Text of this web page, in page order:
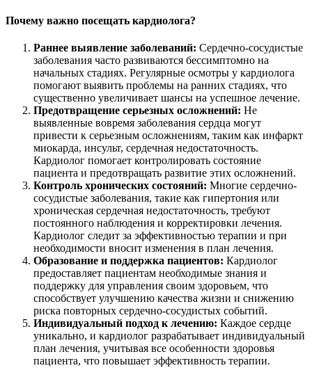
Почему важно посещать кардиолога?
Раннее выявление заболеваний: Сердечно-сосудистые
заболевания часто развиваются бессимптомно на
начальных стадиях. Регулярные осмотры у кардиолога
помогают выявить проблемы на ранних стадиях, что
существенно увеличивает шансы на успешное лечение.
Предотвращение серьезных осложнений: Не
выявленные вовремя заболевания сердца могут
привести к серьезным осложнениям, таким как инфаркт
миокарда, инсульт, сердечная недостаточность.
Кардиолог помогает контролировать состояние
пациента и предотвращать развитие этих осложнений.
Контроль хронических состояний: Многие сердечно-
сосудистые заболевания, такие как гипертония или
хроническая сердечная недостаточность, требуют
постоянного наблюдения и корректировки лечения.
Кардиолог следит за эффективностью терапии и при
необходимости вносит изменения в план лечения.
Образование и поддержка пациентов: Кардиолог
предоставляет пациентам необходимые знания и
поддержку для управления своим здоровьем, что
способствует улучшению качества жизни и снижению
риска повторных сердечно-сосудистых событий.
Индивидуальный подход к лечению: Каждое сердце
уникально, и кардиолог разрабатывает индивидуальный
план лечения, учитывая все особенности здоровья
пациента, что повышает эффективность терапии.